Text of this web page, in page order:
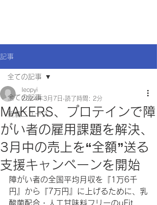
記事
全ての記事
新着ニュース
全ての記事
MAKERS、プロテインで障
がい者の雇用課題を解決、
3月中の売上を“全額”送る
支援キャンペーンを開始
leopyi
2024年3月7日 読了時間: 2分
障がい者の全国平均月収を『1万6千
円』から『7万円』に上げるために、乳
酸菌配合・人工甘味料フリーのuFit